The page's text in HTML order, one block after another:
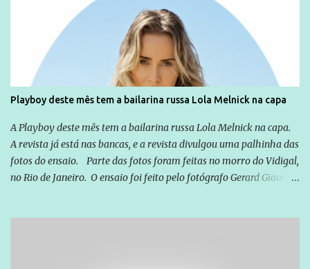
cotidiana, corriqueira e cada vez mais preocupantes, do tipo que
você já esta acostumado a ver neste espaço, vou trabalhar a ideia
que possibilite distribuir não só informações, mas que gere de
forma consistente a riqueza do conhecimento... Exemplo: o
cidadão brasileiro não precisa só ser informado sobre operações
da Lava Jato, Reformas que podem retirar ou não direitos, ou
quem vai ser preso ou não; é preciso levar até as pessoas, do mais
simples ao mais burguês, o que diz a nossa Constituição, quais são
seus direitos e deveres em ...
Playboy deste mês tem a bailarina russa Lola Melnick na capa
A Playboy deste mês tem a bailarina russa Lola Melnick na capa.
A revista já está nas bancas, e a revista divulgou uma palhinha das
fotos do ensaio. Parte das fotos foram feitas no morro do Vidigal,
no Rio de Janeiro. O ensaio foi feito pelo fotógrafo Gerard Giaume